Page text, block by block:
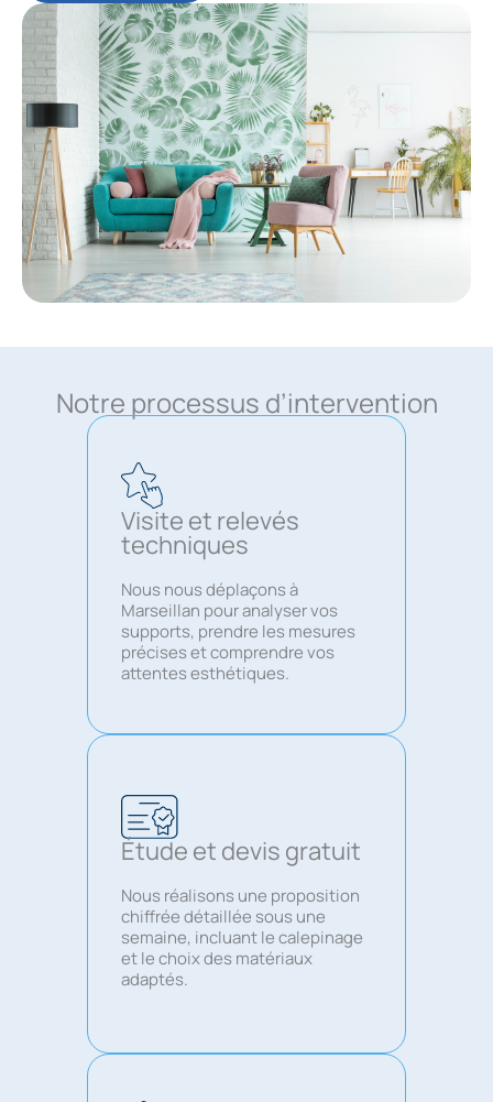
Notre processus d’intervention
Visite et relevés
techniques
Nous nous déplaçons à
Marseillan pour analyser vos
supports, prendre les mesures
précises et comprendre vos
attentes esthétiques.
Étude et devis gratuit
Nous réalisons une proposition
chiffrée détaillée sous une
semaine, incluant le calepinage
et le choix des matériaux
adaptés.